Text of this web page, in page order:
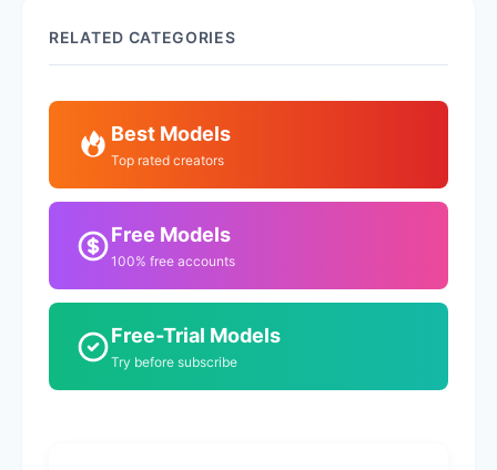
RELATED CATEGORIES
Best Models
Top rated creators
Free Models
100% free accounts
Free-Trial Models
Try before subscribe